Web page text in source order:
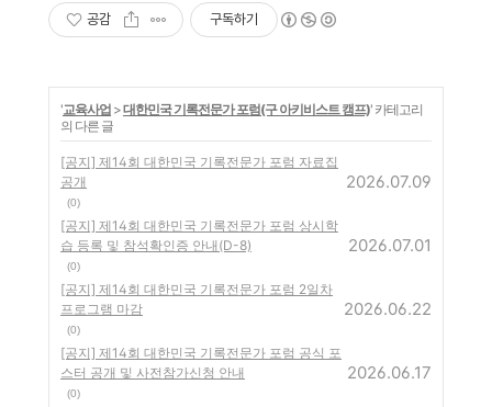
공감 구독하기
'교육사업 >대한민국 기록전문가 포럼(구 아키비스트 캠프)' 카테고리
의 다른 글
[공지] 제14회 대한민국 기록전문가 포럼 자료집
공개
(0)
2026.07.09
[공지] 제14회 대한민국 기록전문가 포럼 상시학
습 등록 및 참석확인증 안내(D-8)
(0)
2026.07.01
[공지] 제14회 대한민국 기록전문가 포럼 2일차
프로그램 마감
(0)
2026.06.22
[공지] 제14회 대한민국 기록전문가 포럼 공식 포
스터 공개 및 사전참가신청 안내
(0)
2026.06.17